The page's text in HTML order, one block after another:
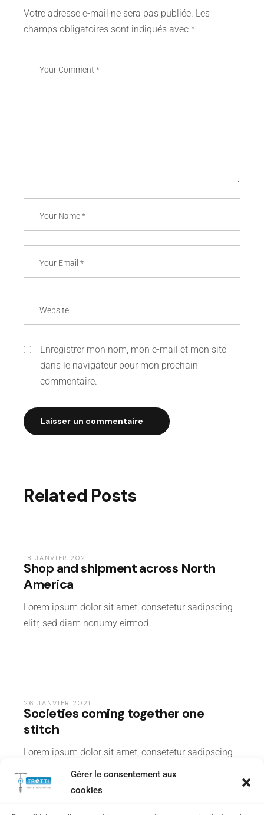
Gérer le consentement aux
cookies
Votre adresse e-mail ne sera pas publiée. Les
champs obligatoires sont indiqués avec*
Enregistrer mon nom, mon e-mail et mon site
dans le navigateur pour mon prochain
commentaire.
Laisser un commentaire
Related Posts
TRENDS
18 JANVIER 2021
Shop and shipment across North
America
Lorem ipsum dolor sit amet, consetetur sadipscing
elitr, sed diam nonumy eirmod
26 JANVIER 2021
Societies coming together one
stitch
Lorem ipsum dolor sit amet, consetetur sadipscing
elitr, sed diam nonumy eirmod